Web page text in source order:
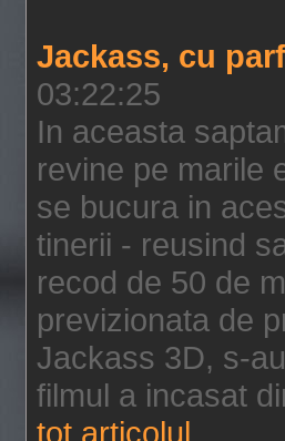
Jackass, cu
03:22:25
In aceasta
revine pe marile
se bucura in
tinerii - reusind
recod de 50 de
previzionata de
Jackass 3D, s-
filmul a incasat
tot articolul